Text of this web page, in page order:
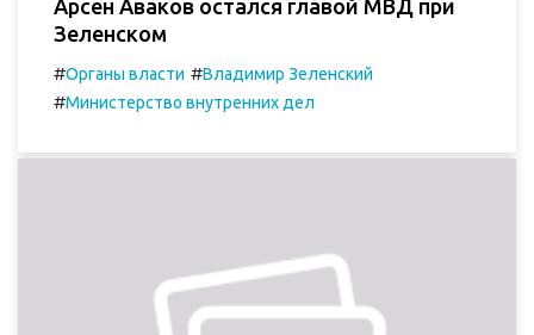
Арсен Аваков остался главой МВД при
Зеленском
#Органы власти #Владимир Зеленский
#Министерство внутренних дел